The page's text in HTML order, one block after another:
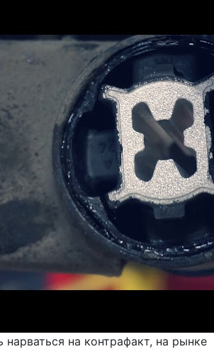
нарваться на контрафакт, на рынке